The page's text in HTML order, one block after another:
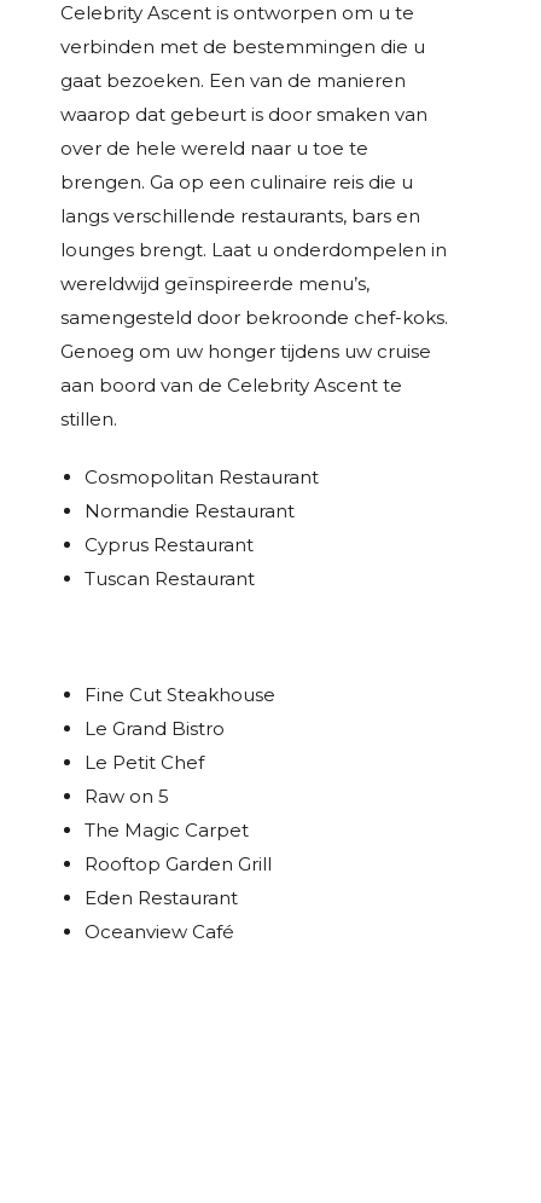
Celebrity Ascent is ontworpen om u te
verbinden met de bestemmingen die u
gaat bezoeken. Een van de manieren
waarop dat gebeurt is door smaken van
over de hele wereld naar u toe te
brengen. Ga op een culinaire reis die u
langs verschillende restaurants, bars en
lounges brengt. Laat u onderdompelen in
wereldwijd geïnspireerde menu’s,
samengesteld door bekroonde chef-koks.
Genoeg om uw honger tijdens uw cruise
aan boord van de Celebrity Ascent te
stillen.
Cosmopolitan Restaurant
Normandie Restaurant
Cyprus Restaurant
Tuscan Restaurant
Fine Cut Steakhouse
Le Grand Bistro
Le Petit Chef
Raw on 5
The Magic Carpet
Rooftop Garden Grill
Eden Restaurant
Oceanview Café